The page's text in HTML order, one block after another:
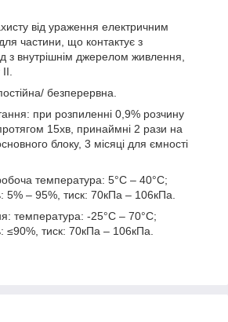
від ураження електричним
частини, що контактує з
з внутрішнім джерелом живлення,
безперервна.
при розпиленні 0,9% розчину
15хв, принаймні 2 рази на
блоку, 3 місяці для ємності
температура: 5°С – 40°С;
5% – 95%, тиск: 70кПа – 106кПа.
температура: -25°С – 70°С;
≤90%, тиск: 70кПа – 106кПа.